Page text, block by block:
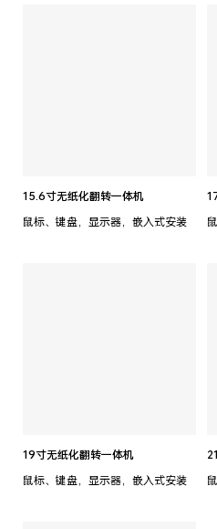
15.6寸无纸化翻转一体机
鼠标、键盘，显示器，嵌入式安装
19寸无纸化翻转一体机
鼠标、键盘，显示器，嵌入式安装